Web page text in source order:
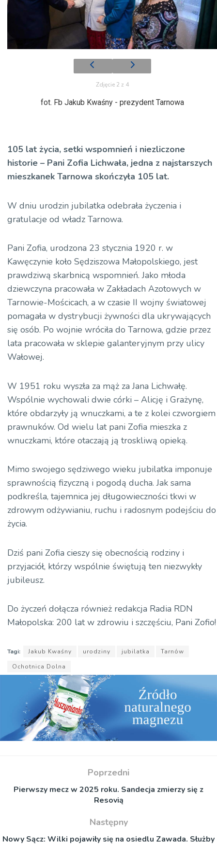
Zdjęcie 2 z 4
fot. Fb Jakub Kwaśny - prezydent Tarnowa
105 lat życia, setki wspomnień i niezliczone
historie – Pani Zofia Lichwała, jedna z najstarszych
mieszkanek Tarnowa skończyła 105 lat.
W dniu urodzin jubilatka odebrała życzenia i
gratulacje od władz Tarnowa.
Pani Zofia, urodzona 23 stycznia 1920 r. w
Kawęczynie koło Sędziszowa Małopolskiego, jest
prawdziwą skarbnicą wspomnień. Jako młoda
dziewczyna pracowała w Zakładach Azotowych w
Tarnowie-Mościcach, a w czasie II wojny światowej
pomagała w dystrybucji żywności dla ukrywających
się osób. Po wojnie wróciła do Tarnowa, gdzie przez
lata pracowała w sklepie galanteryjnym przy ulicy
Wałowej.
W 1951 roku wyszła za mąż za Jana Lichwałę.
Wspólnie wychowali dwie córki – Alicję i Grażynę,
które obdarzyły ją wnuczkami, a te z kolei czworgiem
prawnuków. Od wielu lat pani Zofia mieszka z
wnuczkami, które otaczają ją troskliwą opieką.
Mimo swojego sędziwego wieku jubilatka imponuje
sprawnością fizyczną i pogodą ducha. Jak sama
podkreśla, tajemnica jej długowieczności tkwi w
zdrowym odżywianiu, ruchu i radosnym podejściu do
życia.
Dziś pani Zofia cieszy się obecnością rodziny i
przyjaciół, którzy wspólnie świętują ten niezwykły
jubileusz.
Do życzeń dołącza również redakcja Radia RDN
Małopolska: 200 lat w zdrowiu i szczęściu, Pani Zofio!
Tagi: Jakub Kwaśny urodziny jubilatka
Tarnów
Ochotnica Dolna
Poprzedni
Pierwszy mecz w 2025 roku. Sandecja zmierzy się z
Resovią
Następny
Nowy Sącz: Wilki pojawiły się na osiedlu Zawada. Służby